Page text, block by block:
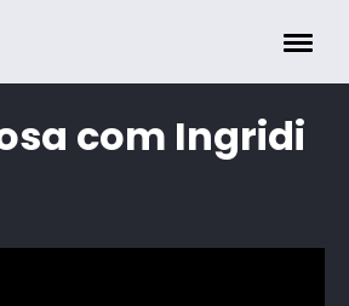
com Ingridi
de Cookies